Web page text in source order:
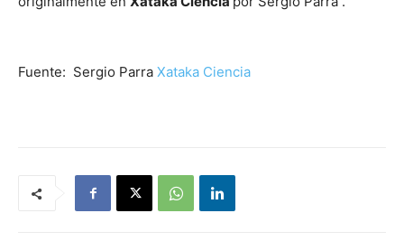
Fuente: Sergio Parra Xataka Ciencia